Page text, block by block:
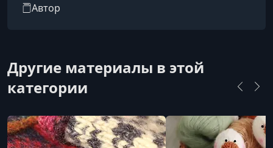
Автор
Другие материалы в этой
категории